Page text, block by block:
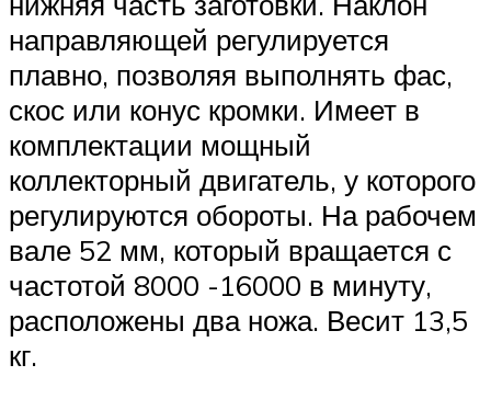
направляющей регулируется
плавно, позволяя выполнять фас,
скос или конус кромки. Имеет в
комплектации мощный
коллекторный двигатель, у которого
регулируются обороты. На рабочем
вале 52 мм, который вращается с
частотой 8000 -16000 в минуту,
расположены два ножа. Весит 13,5
кг.